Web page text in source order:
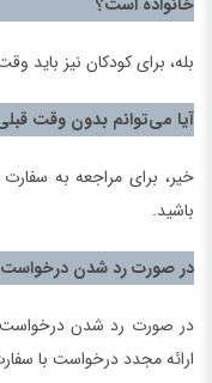
بله، برای کودکان نیز باید
آیا می‌توانم بدون وقت
خیر، برای مراجعه به
باشید.
در صورت رد شدن درخواست
در صورت رد شدن درخواست
ارائه مجدد درخواست با